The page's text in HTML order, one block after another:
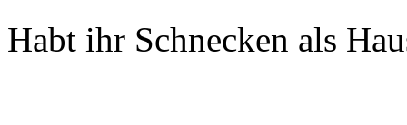
Habt ihr Schnecken als